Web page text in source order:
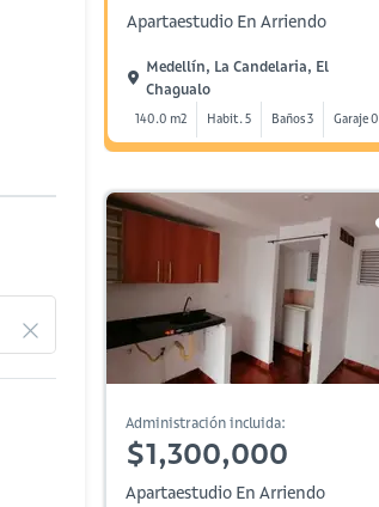
Apartaestudio En Arriendo
Medellín, La Candelaria, El
Chagualo
140.0 m2 Habit. 5 Baños 3 Garaje 0
Administración incluida:
$1,300,000
Apartaestudio En Arriendo